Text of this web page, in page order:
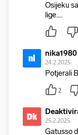
Osijeku
lige....
ni nika1980
24.2.2025.
Potjerali
2
Dk 25.2.2025.
Gatusso